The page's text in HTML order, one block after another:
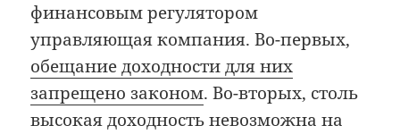
финансовым регулятором
управляющая компания. Во-первых,
обещание доходности для них
запрещено законом. Во-вторых, столь
высокая доходность невозможна на